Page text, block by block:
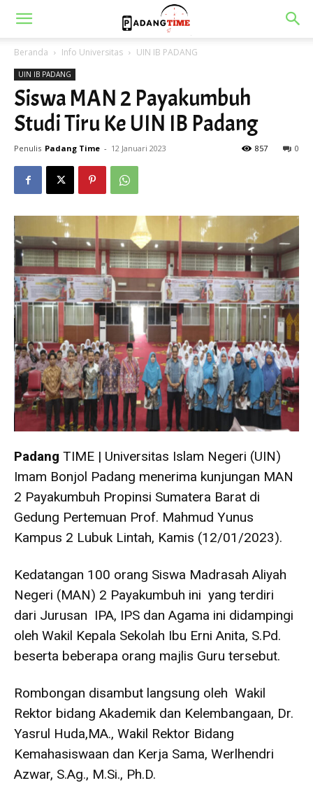
Beranda Info Universitas UIN IB PADANG
UIN IB PADANG
Siswa MAN 2 Payakumbuh
Studi Tiru Ke UIN IB Padang
Penulis Padang Time - 12 Januari 2023 0
857
Padang TIME | Universitas Islam Negeri (UIN)
Imam Bonjol Padang menerima kunjungan MAN
2 Payakumbuh Propinsi Sumatera Barat di
Gedung Pertemuan Prof. Mahmud Yunus
Kampus 2 Lubuk Lintah, Kamis (12/01/2023).
Kedatangan 100 orang Siswa Madrasah Aliyah
Negeri (MAN) 2 Payakumbuh ini yang terdiri
dari Jurusan IPA, IPS dan Agama ini didampingi
oleh Wakil Kepala Sekolah Ibu Erni Anita, S.Pd.
beserta beberapa orang majlis Guru tersebut.
Rombongan disambut langsung oleh Wakil
Rektor bidang Akademik dan Kelembangaan, Dr.
Yasrul Huda,MA., Wakil Rektor Bidang
Kemahasiswaan dan Kerja Sama, Werlhendri
Azwar, S.Ag., M.Si., Ph.D.